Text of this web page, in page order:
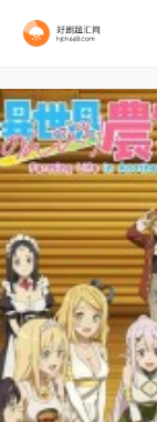
更新至第1集
第50集已完结
第70集完结
第5集
第10集
连载中 连载到5集
第11集
全60集
第4集已完结
第50集已完结